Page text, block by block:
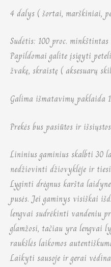
4 dalys ( šortai, marškiniai,
Sudėtis: 100 proc.
Papildomai galite įsigyti
žvakę, skraistę ( aksesuarų
Galima išmatavimų paklaida
Prekės bus pasiūtos ir
Lininius gaminius skalbti 30
nedžiovinti džiovyklėje ir
Lyginti drėgnus karšta
pusės. Jei gaminys visiškai
lengvai sudrėkinti vandeniu
glamžosi, tačiau yra lengvai
raukšlės laikomos
Laikyti sausoje ir gerai